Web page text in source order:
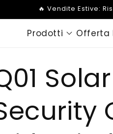
🔥 Vendite Estive:
Prodotti Offerta